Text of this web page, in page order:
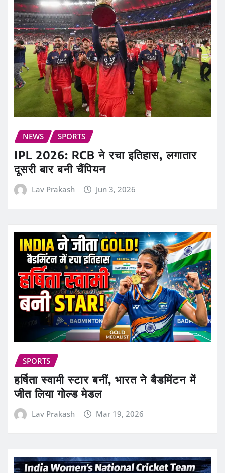
NEWS SPORTS
IPL 2026: RCB ने रचा इतिहास, लगातार
दूसरी बार बनी चैंपियन
Lav Prakash Jun 3, 2026
SPORTS
हर्षिता स्वामी स्टार बनीं, भारत ने बैडमिंटन में
जीत लिया गोल्ड मेडल
Lav Prakash Mar 19, 2026